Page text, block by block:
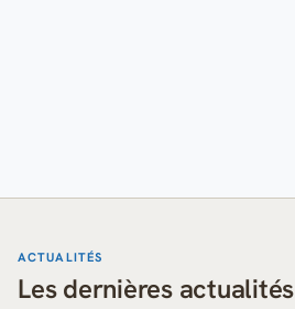
ACTUALITÉS
Les dernières actualités